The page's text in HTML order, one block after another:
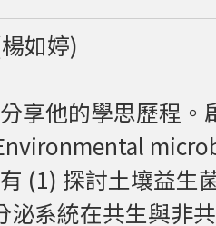
如婷)
享他的學思歷程
(1) 探討土壤益生
系統在共生與非